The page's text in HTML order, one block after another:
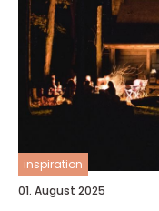
inspiration
01. August 2025